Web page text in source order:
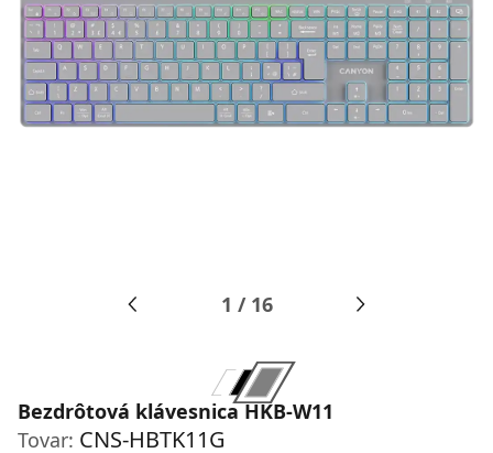
1 / 16
Bezdrôtová klávesnica HKB-W11
Tovar: CNS-HBTK11G